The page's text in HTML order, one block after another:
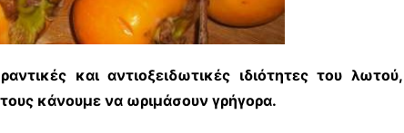
και αντιοξειδωτικές ιδιότητες του λωτού,
κάνουμε να ωριμάσουν γρήγορα.